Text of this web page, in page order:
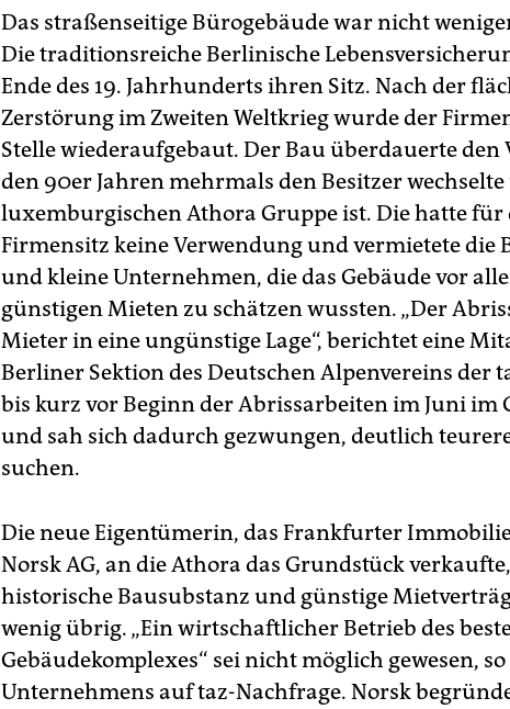
Das straßenseitige Bürogebäude war nicht
Die traditionsreiche Berlinische
Ende des 19. Jahrhunderts ihren Sitz. Nach der
Zerstörung im Zweiten Weltkrieg wurde der
Stelle wiederaufgebaut. Der Bau überdauerte den
den 90er Jahren mehrmals den Besitzer
luxemburgischen Athora Gruppe ist. Die hatte für
Firmensitz keine Verwendung und vermietete die
und kleine Unternehmen, die das Gebäude vor
günstigen Mieten zu schätzen wussten. „Der
Mieter in eine ungünstige Lage“, berichtet eine
Berliner Sektion des Deutschen Alpenvereins der
bis kurz vor Beginn der Abrissarbeiten im Juni im
und sah sich dadurch gezwungen, deutlich
suchen.
Die neue Eigentümerin, das Frankfurter
Norsk AG, an die Athora das Grundstück
historische Bausubstanz und günstige
wenig übrig. „Ein wirtschaftlicher Betrieb des
Gebäudekomplexes“ sei nicht möglich gewesen,
Unternehmens auf taz-Nachfrage. Norsk